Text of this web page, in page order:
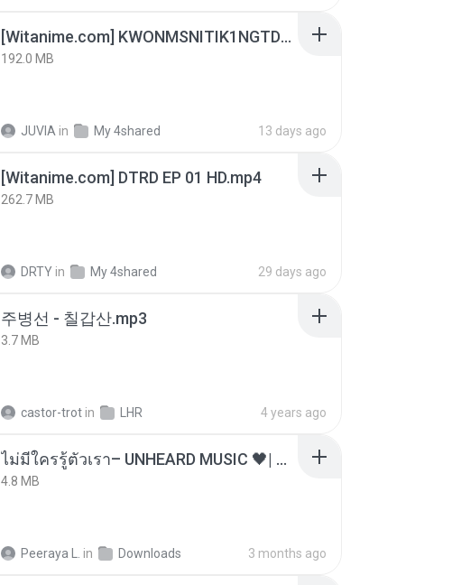
[Witanime.com] KWONMSNITIK1NGTDNN EP 04 HD.mp4
192.0 MB
JUVIA in My 4shared 13 days ago
[Witanime.com] DTRD EP 01 HD.mp4
262.7 MB
DRTY in My 4shared 29 days ago
주병선 - 칠갑산.mp3
3.7 MB
castor-trot in LHR 4 years ago
ไม่มีใครรู้ตัวเรา– UNHEARD MUSIC 🖤| Official Lyric Video | เพลงสู้ชีวิต
4.8 MB
Peeraya L. in Downloads 3 months ago